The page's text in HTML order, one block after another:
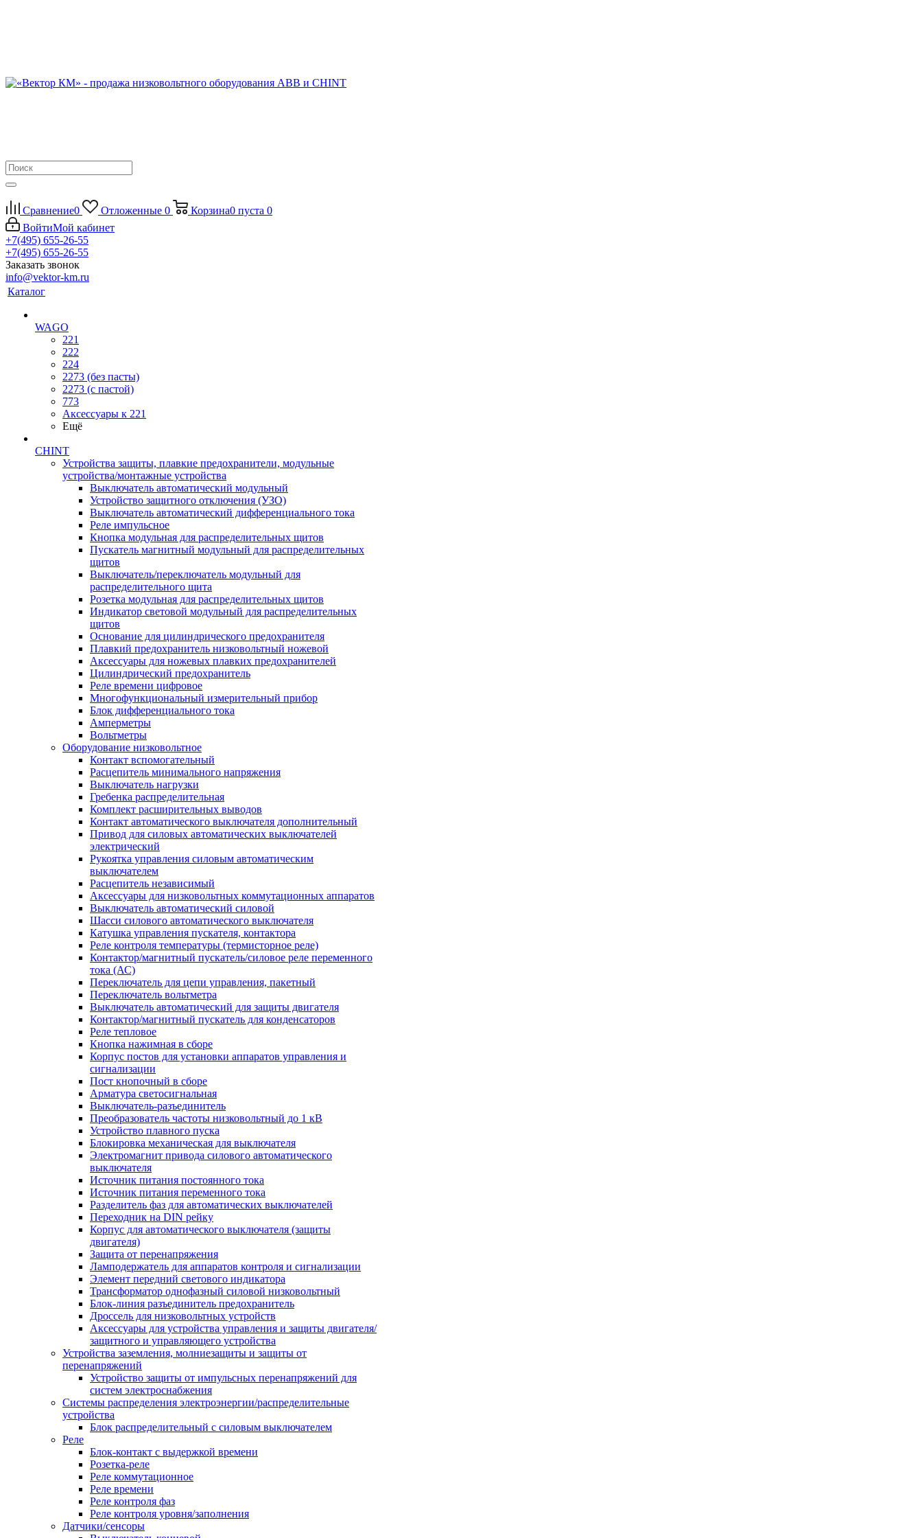
Сравнение0 Отложенные 0 Корзина0 пуста 0
ВойтиМой кабинет
+7(495) 655-26-55
+7(495) 655-26-55
Заказать звонок
info@vektor-km.ru
Каталог
WAGO
221
222
224
2273 (без пасты)
2273 (с пастой)
773
Аксессуары к 221
Ещё
CHINT
Устройства защиты, плавкие предохранители, модульные
устройства/монтажные устройства
Выключатель автоматический модульный
Устройство защитного отключения (УЗО)
Выключатель автоматический дифференциального тока
Реле импульсное
Кнопка модульная для распределительных щитов
Пускатель магнитный модульный для распределительных
щитов
Выключатель/переключатель модульный для
распределительного щита
Розетка модульная для распределительных щитов
Индикатор световой модульный для распределительных
щитов
Основание для цилиндрического предохранителя
Плавкий предохранитель низковольтный ножевой
Аксессуары для ножевых плавких предохранителей
Цилиндрический предохранитель
Реле времени цифровое
Многофункциональный измерительный прибор
Блок дифференциального тока
Амперметры
Вольтметры
Оборудование низковольтное
Контакт вспомогательный
Расцепитель минимального напряжения
Выключатель нагрузки
Гребенка распределительная
Комплект расширительных выводов
Контакт автоматического выключателя дополнительный
Привод для силовых автоматических выключателей
электрический
Рукоятка управления силовым автоматическим
выключателем
Расцепитель независимый
Аксессуары для низковольтных коммутационных аппаратов
Выключатель автоматический силовой
Шасси силового автоматического выключателя
Катушка управления пускателя, контактора
Реле контроля температуры (термисторное реле)
Контактор/магнитный пускатель/силовое реле переменного
тока (АС)
Переключатель для цепи управления, пакетный
Переключатель вольтметра
Выключатель автоматический для защиты двигателя
Контактор/магнитный пускатель для конденсаторов
Реле тепловое
Кнопка нажимная в сборе
Корпус постов для установки аппаратов управления и
сигнализации
Пост кнопочный в сборе
Арматура светосигнальная
Выключатель-разъединитель
Преобразователь частоты низковольтный до 1 кВ
Устройство плавного пуска
Блокировка механическая для выключателя
Электромагнит привода силового автоматического
выключателя
Источник питания постоянного тока
Источник питания переменного тока
Разделитель фаз для автоматических выключателей
Переходник на DIN рейку
Корпус для автоматического выключателя (защиты
двигателя)
Защита от перенапряжения
Ламподержатель для аппаратов контроля и сигнализации
Элемент передний светового индикатора
Трансформатор однофазный силовой низковольтный
Блок-линия разъединитель предохранитель
Дроссель для низковольтных устройств
Аксессуары для устройства управления и защиты двигателя/
защитного и управляющего устройства
Устройства заземления, молниезащиты и защиты от
перенапряжений
Устройство защиты от импульсных перенапряжений для
систем электроснабжения
Системы распределения электроэнергии/распределительные
устройства
Блок распределительный с силовым выключателем
Реле
Блок-контакт с выдержкой времени
Розетка-реле
Реле коммутационное
Реле времени
Реле контроля фаз
Реле контроля уровня/заполнения
Датчики/сенсоры